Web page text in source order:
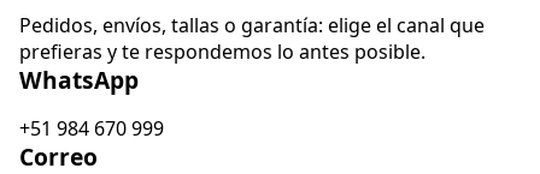
Pedidos, envíos, tallas o garantía: elige el canal que
prefieras y te respondemos lo antes posible.
WhatsApp
+51 984 670 999
Correo